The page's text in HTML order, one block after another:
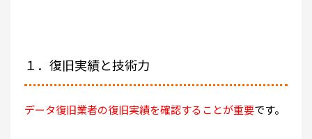
１．復旧実績と技術力
データ復旧業者の復旧実績を確認することが重要です。